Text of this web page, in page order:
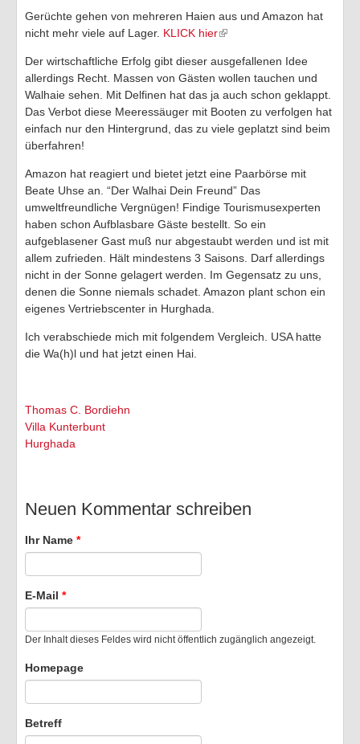
Gerüchte gehen von mehreren Haien aus und Amazon hat
nicht mehr viele auf Lager. KLICK hier
Der wirtschaftliche Erfolg gibt dieser ausgefallenen Idee
allerdings Recht. Massen von Gästen wollen tauchen und
Walhaie sehen. Mit Delfinen hat das ja auch schon geklappt.
Das Verbot diese Meeressäuger mit Booten zu verfolgen hat
einfach nur den Hintergrund, das zu viele geplatzt sind beim
überfahren!
Amazon hat reagiert und bietet jetzt eine Paarbörse mit
Beate Uhse an. “Der Walhai Dein Freund” Das
umweltfreundliche Vergnügen! Findige Tourismusexperten
haben schon Aufblasbare Gäste bestellt. So ein
aufgeblasener Gast muß nur abgestaubt werden und ist mit
allem zufrieden. Hält mindestens 3 Saisons. Darf allerdings
nicht in der Sonne gelagert werden. Im Gegensatz zu uns,
denen die Sonne niemals schadet. Amazon plant schon ein
eigenes Vertriebscenter in Hurghada.
Ich verabschiede mich mit folgendem Vergleich. USA hatte
die Wa(h)l und hat jetzt einen Hai.
Thomas C. Bordiehn
Villa Kunterbunt
Hurghada
Neuen Kommentar schreiben
Ihr Name *
E-Mail *
Der Inhalt dieses Feldes wird nicht öffentlich zugänglich angezeigt.
Homepage
Betreff